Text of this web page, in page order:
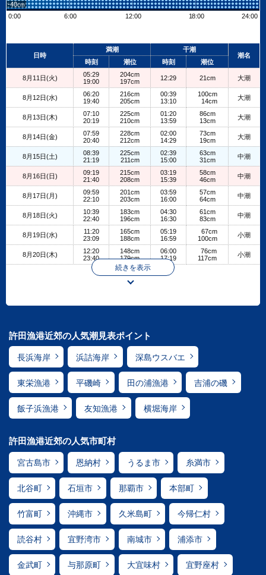
-40
0:00
6:00 12:00 18:00 24:00
+
日時
満潮
干潮
潮名
時刻
潮位 時刻 潮位
8月11日(火)
05:29
19:00
204cm
197cm
12:29 21cm 大潮
8月12日(水)
06:20
19:40
216cm
205cm
00:39
13:10
100cm
14cm
大潮
8月13日(木)
07:10
20:19
225cm
210cm
01:20
13:59
86cm
13cm
大潮
8月14日(金)
07:59
20:40
228cm
212cm
02:00
14:29
73cm
19cm
大潮
8月15日(土)
08:39
21:19
225cm
211cm
02:39
15:00
63cm
31cm
中潮
8月16日(日)
09:19
21:40
215cm
208cm
03:19
15:39
58cm
46cm
中潮
8月17日(月)
09:59
22:10
201cm
203cm
03:59
16:00
57cm
64cm
中潮
8月18日(火)
10:39
22:40
183cm
196cm
04:30
16:30
61cm
83cm
中潮
8月19日(水)
11:20
23:09
165cm
188cm
05:19
16:59
67cm
100cm
小潮
8月20日(木)
12:20
23:40
148cm
179cm
06:00
17:19
76cm
117cm
小潮
続きを表示
許田漁港近郊の人気潮見表ポイント
長浜海岸 浜詰海岸 深島ウスバエ
東栄漁港 平磯崎 田の浦漁港 吉浦の磯
飯子浜漁港 友知漁港 横堀海岸
許田漁港近郊の人気市町村
宮古島市 恩納村 うるま市 糸満市
北谷町 石垣市 那覇市 本部町
竹富町 沖縄市 久米島町 今帰仁村
読谷村 宜野湾市 南城市 浦添市
金武町 与那原町 大宜味村 宜野座村